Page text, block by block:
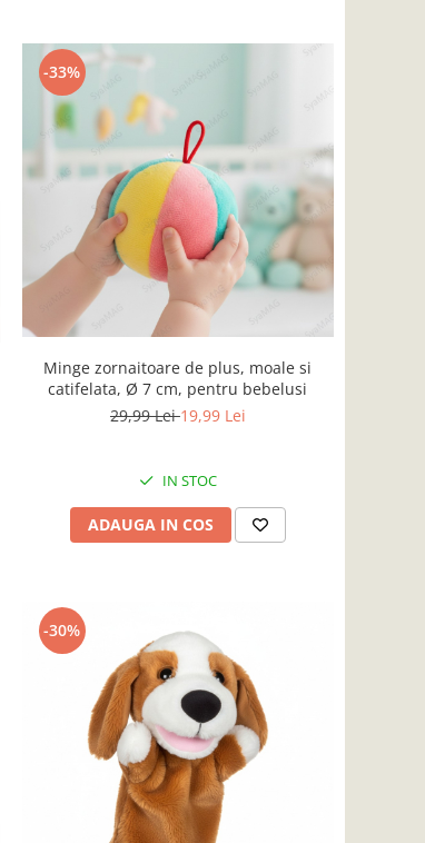
-33%
Minge zornaitoare de plus, moale si
catifelata, Ø 7 cm, pentru bebelusi
29,99 Lei19,99 Lei
IN STOC
ADAUGA IN COS
-30%